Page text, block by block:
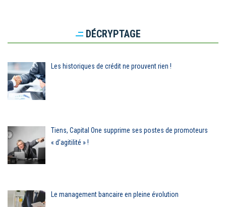
DÉCRYPTAGE
Les historiques de crédit ne prouvent rien !
Tiens, Capital One supprime ses postes de promoteurs
« d’agitilité » !
Le management bancaire en pleine évolution